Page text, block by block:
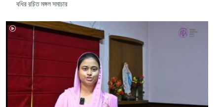
বধির রচিত মঙ্গল সমাচার